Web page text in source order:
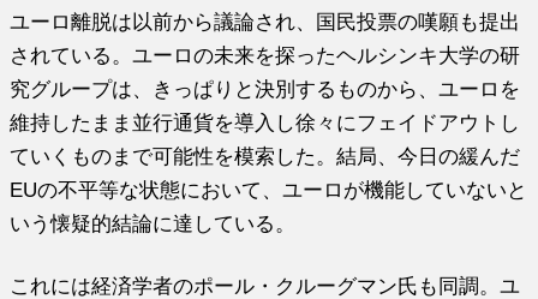
ユーロ離脱は以前から議論され、国民投票の嘆願も提出
されている。ユーロの未来を探ったヘルシンキ大学の研
究グループは、きっぱりと決別するものから、ユーロを
維持したまま並行通貨を導入し徐々にフェイドアウトし
ていくものまで可能性を模索した。結局、今日の緩んだ
EUの不平等な状態において、ユーロが機能していないと
いう懐疑的結論に達している。
これには経済学者のポール・クルーグマン氏も同調。ユ